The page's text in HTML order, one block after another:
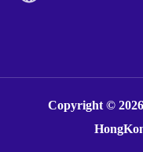
Copyright ©